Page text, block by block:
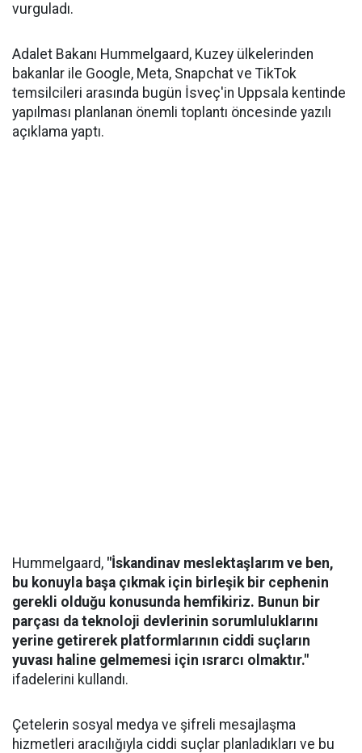
vurguladı.
Adalet Bakanı Hummelgaard, Kuzey ülkelerinden
bakanlar ile Google, Meta, Snapchat ve TikTok
temsilcileri arasında bugün İsveç'in Uppsala kentinde
yapılması planlanan önemli toplantı öncesinde yazılı
açıklama yaptı.
Hummelgaard, "İskandinav meslektaşlarım ve ben,
bu konuyla başa çıkmak için birleşik bir cephenin
gerekli olduğu konusunda hemfikiriz. Bunun bir
parçası da teknoloji devlerinin sorumluluklarını
yerine getirerek platformlarının ciddi suçların
yuvası haline gelmemesi için ısrarcı olmaktır."
ifadelerini kullandı.
Çetelerin sosyal medya ve şifreli mesajlaşma
hizmetleri aracılığıyla ciddi suçlar planladıkları ve bu